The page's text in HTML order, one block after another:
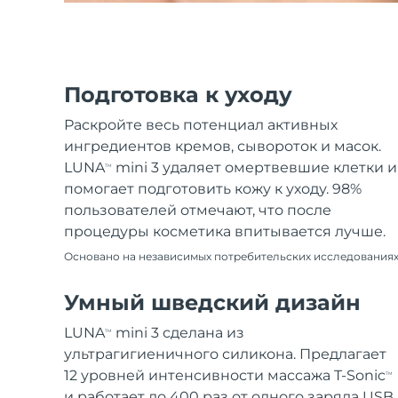
Подготовка к уходу
Раскройте весь потенциал активных
ингредиентов кремов, сывороток и масок.
LUNATM
mini 3 удаляет омертвевшие клетки и
помогает подготовить кожу к уходу. 98%
пользователей отмечают, что после
процедуры косметика впитывается лучше.
Основано на независимых потребительских исследованиях
Умный шведский дизайн
LUNATM
mini 3 сделана из
ультрагигиеничного силикона. Предлагает
12 уровней интенсивности массажа T-SonicTM